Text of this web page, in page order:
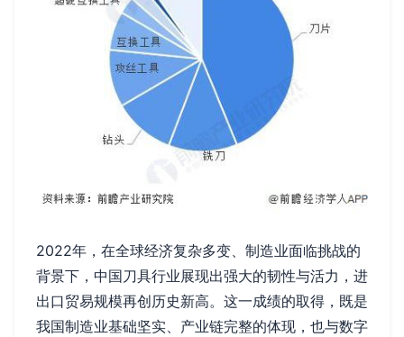
2022年，在全球经济复杂多变、制造业面临挑战的
背景下，中国刀具行业展现出强大的韧性与活力，进
出口贸易规模再创历史新高。这一成绩的取得，既是
我国制造业基础坚实、产业链完整的体现，也与数字